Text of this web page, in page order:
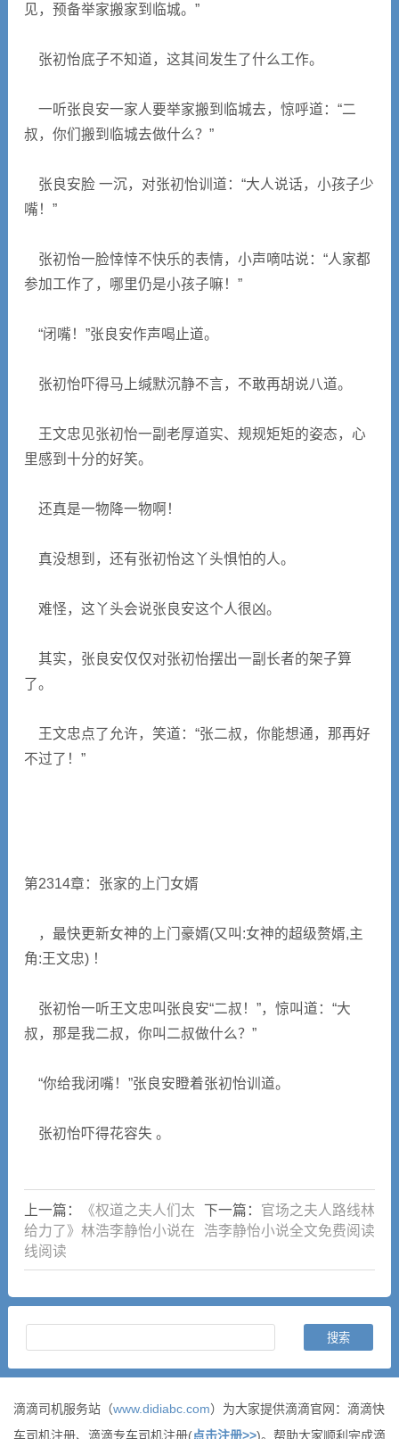
见，预备举家搬家到临城。”
张初怡底子不知道，这其间发生了什么工作。
一听张良安一家人要举家搬到临城去，惊呼道：“二
叔，你们搬到临城去做什么？”
张良安脸 一沉，对张初怡训道：“大人说话，小孩子少
嘴！”
张初怡一脸悻悻不快乐的表情，小声嘀咕说：“人家都
参加工作了，哪里仍是小孩子嘛！”
“闭嘴！”张良安作声喝止道。
张初怡吓得马上缄默沉静不言，不敢再胡说八道。
王文忠见张初怡一副老厚道实、规规矩矩的姿态，心
里感到十分的好笑。
还真是一物降一物啊！
真没想到，还有张初怡这丫头惧怕的人。
难怪，这丫头会说张良安这个人很凶。
其实，张良安仅仅对张初怡摆出一副长者的架子算
了。
王文忠点了允许，笑道：“张二叔，你能想通，那再好
不过了！”
第2314章：张家的上门女婿
，最快更新女神的上门豪婿(又叫:女神的超级赘婿,主
角:王文忠) ！
张初怡一听王文忠叫张良安“二叔！”，惊叫道：“大
叔，那是我二叔，你叫二叔做什么？”
“你给我闭嘴！”张良安瞪着张初怡训道。
张初怡吓得花容失 。
上一篇：
《权道之夫人们太
给力了》林浩李静怡小说在
线阅读
下一篇： 官场之夫人路线林
浩李静怡小说全文免费阅读
滴滴司机服务站（www.didiabc.com）为大家提供滴滴官网：滴滴快
车司机注册、滴滴专车司机注册(点击注册>>)。帮助大家顺利完成滴